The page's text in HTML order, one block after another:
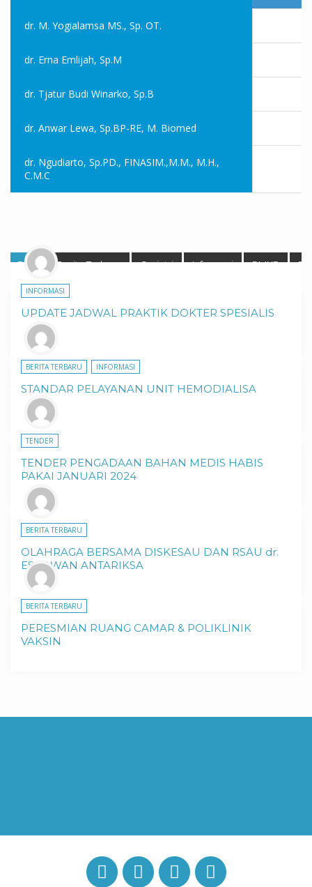
dr. M. Yogialamsa MS., Sp. OT.
dr. Erna Emlijah, Sp.M
dr. Tjatur Budi Winarko, Sp.B
dr. Anwar Lewa, Sp.BP-RE, M. Biomed
dr. Ngudiarto, Sp.PD., FINASIM.,M.M., M.H.,
C.M.C
Blog Berita Terbaru Geriatri Informasi PMKP
INFORMASI
UPDATE JADWAL PRAKTIK DOKTER SPESIALIS
BERITA TERBARU INFORMASI
STANDAR PELAYANAN UNIT HEMODIALISA
TENDER
TENDER PENGADAAN BAHAN MEDIS HABIS
PAKAI JANUARI 2024
BERITA TERBARU
OLAHRAGA BERSAMA DISKESAU DAN RSAU dr.
ESNAWAN ANTARIKSA
BERITA TERBARU
PERESMIAN RUANG CAMAR & POLIKLINIK
VAKSIN